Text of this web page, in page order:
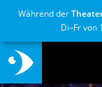
Während der
Di–Fr von